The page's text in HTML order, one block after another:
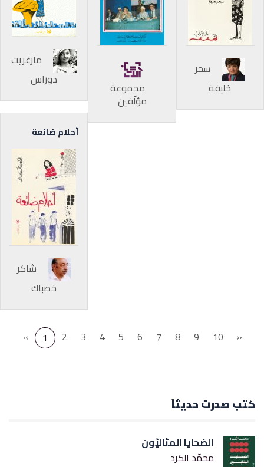
سحر
خليفة
مجموعة
مؤلّفين
مارغريت
دوراس
أحلام ضائعة
شاكر
خصباك
« 1 2 3 4 5 6 7 8 9 10 »
كتب صدرت حديثاً
الضحايا المثاليّون
محمّد الكرد